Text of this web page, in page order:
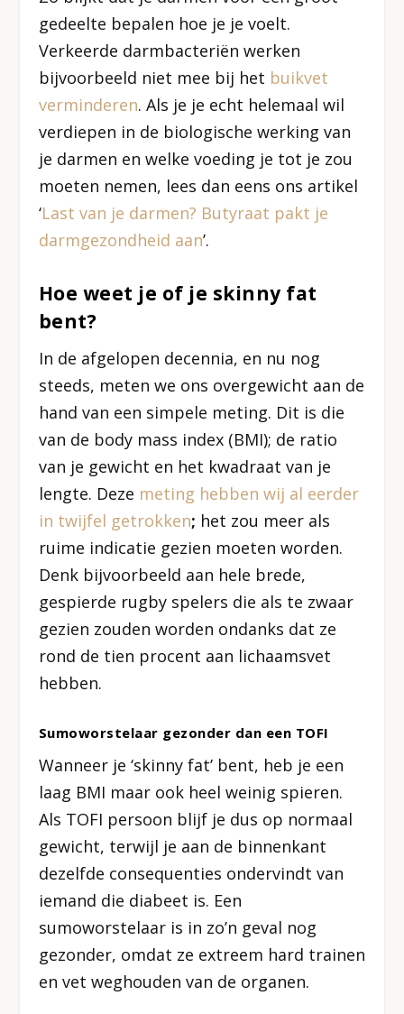
gedeelte bepalen hoe je je voelt.
Verkeerde darmbacteriën werken
bijvoorbeeld niet mee bij het buikvet
verminderen. Als je je echt helemaal wil
verdiepen in de biologische werking van
je darmen en welke voeding je tot je zou
moeten nemen, lees dan eens ons artikel
‘Last van je darmen? Butyraat pakt je
darmgezondheid aan’.
Hoe weet je of je skinny fat
bent?
In de afgelopen decennia, en nu nog
steeds, meten we ons overgewicht aan de
hand van een simpele meting. Dit is die
van de body mass index (BMI); de ratio
van je gewicht en het kwadraat van je
lengte. Deze meting hebben wij al eerder
in twijfel getrokken; het zou meer als
ruime indicatie gezien moeten worden.
Denk bijvoorbeeld aan hele brede,
gespierde rugby spelers die als te zwaar
gezien zouden worden ondanks dat ze
rond de tien procent aan lichaamsvet
hebben.
Sumoworstelaar gezonder dan een TOFI
Wanneer je ‘skinny fat’ bent, heb je een
laag BMI maar ook heel weinig spieren.
Als TOFI persoon blijf je dus op normaal
gewicht, terwijl je aan de binnenkant
dezelfde consequenties ondervindt van
iemand die diabeet is. Een
sumoworstelaar is in zo’n geval nog
gezonder, omdat ze extreem hard trainen
en vet weghouden van de organen.